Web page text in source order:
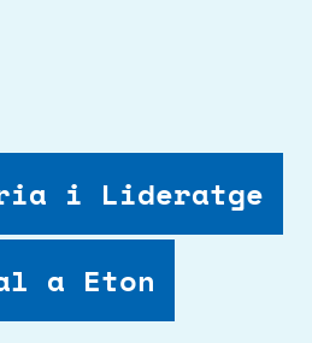
i Lideratge
a Eton